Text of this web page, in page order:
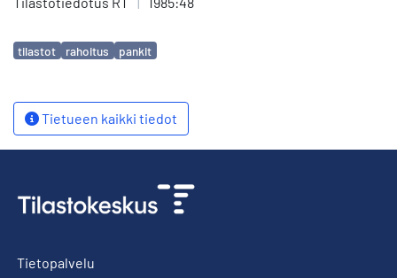
Avainsanat
tilastot rahoitus pankit
Tietueen kaikki tiedot
Tietopalvelu